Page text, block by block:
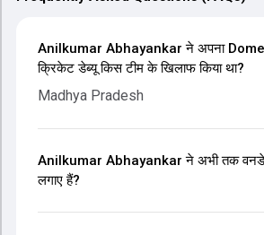
Anilkumar Abhayankar ने अपना
क्रिकेट डेब्यू किस टीम के खिलाफ किया था?
Madhya Pradesh
Anilkumar Abhayankar ने अभी तक
लगाए हैं?